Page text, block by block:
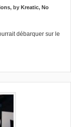
, by Kreatic, No
débarquer sur le